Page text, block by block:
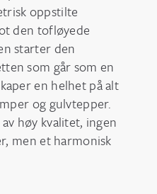
oppstilte
den tofløyede
starter den
som går som en
en helhet på alt
og gulvtepper.
høy kvalitet, ingen
men et harmonisk